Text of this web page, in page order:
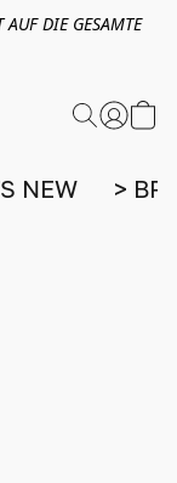
DIE GESAMTE
NEW >